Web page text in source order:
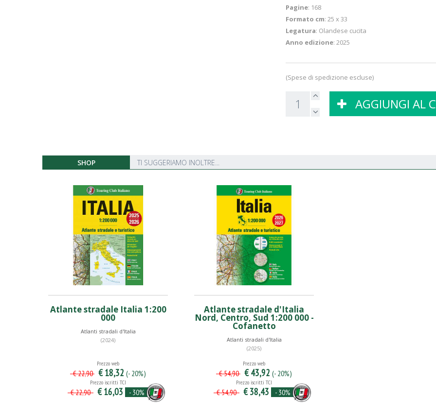
Pagine: 168
Formato cm: 25 x 33
Legatura: Olandese cucita
Anno edizione: 2025
(Spese di spedizione escluse)
AGGIUNGI AL
SHOP TI SUGGERIAMO INOLTRE...
Atlante stradale Italia 1:200
000
Atlanti stradali d'Italia
(2024)
Prezzo web
€ 22,90 € 18,32 (- 20%)
Prezzo iscritti TCI
€ 22,90 € 16,03 - 30%
Atlante stradale d'Italia
Nord, Centro, Sud 1:200 000 -
Cofanetto
Atlanti stradali d'Italia
(2025)
Prezzo web
€ 54,90 € 43,92 (- 20%)
Prezzo iscritti TCI
€ 54,90 € 38,43 - 30%